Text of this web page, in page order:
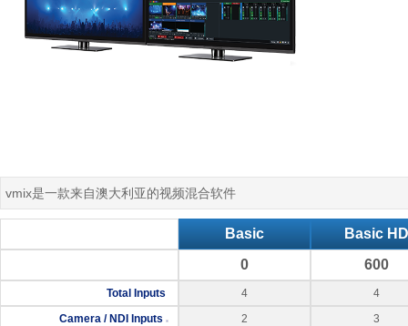
vmix是一款来自澳大利亚的视频混合软件
Basic
Basic HD
0
600
Total Inputs 4
4
Camera / NDI Inputs
2
3